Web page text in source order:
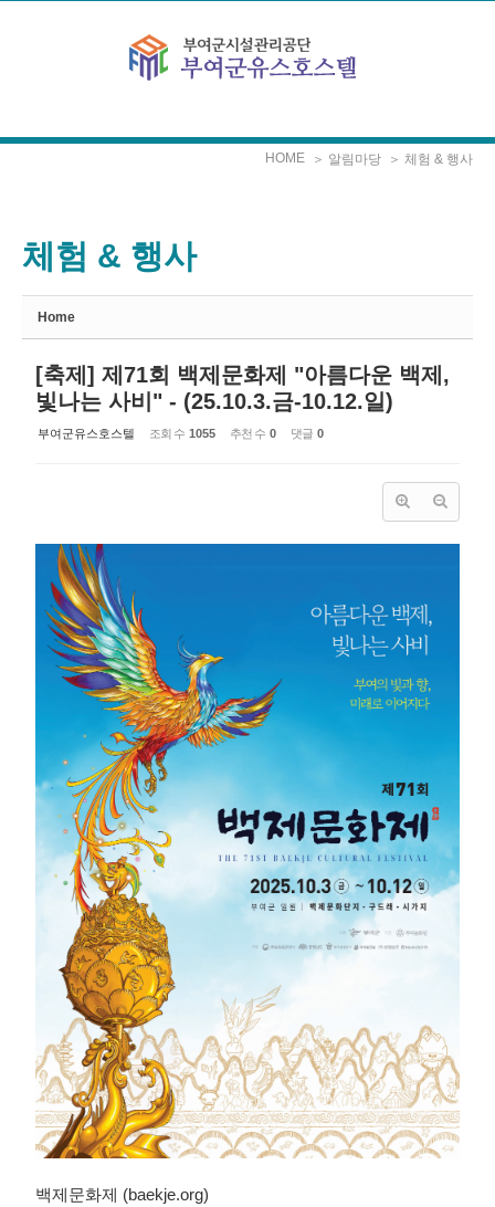
HOME ＞ 알림마당 ＞ 체험 & 행사
체험 & 행사
Home
[축제] 제71회 백제문화제 "아름다운 백제,
빛나는 사비" - (25.10.3.금-10.12.일)
부여군유스호스텔 조회 수 1055 추천 수 0 댓글 0
백제문화제 (baekje.org)